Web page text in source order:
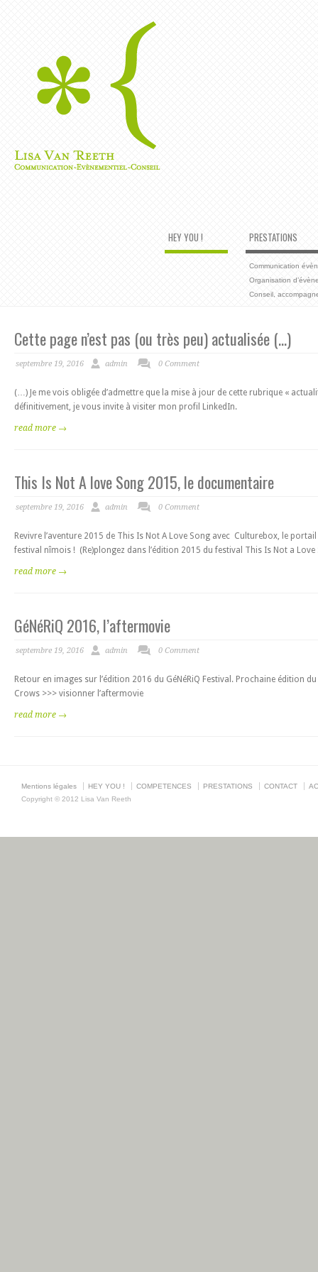
HEY YOU ! PRESTATIONS
Communication
Organisation
Conseil,
Cette page n’est pas (ou très peu) actualisée (…)
septembre 19, 2016 admin 0 Comment
(…) Je me vois obligée d’admettre que la mise à jour de cette rubrique «
définitivement, je vous invite à visiter mon profil LinkedIn.
read more →
This Is Not A love Song 2015, le documentaire
septembre 19, 2016 admin 0 Comment
Revivre l’aventure 2015 de This Is Not A Love Song avec Culturebox, le
festival nîmois ! (Re)plongez dans l’édition 2015 du festival This Is Not a
read more →
GéNéRiQ 2016, l’aftermovie
septembre 19, 2016 admin 0 Comment
Retour en images sur l’édition 2016 du GéNéRiQ Festival. Prochaine édition
Crows >>> visionner l’aftermovie
read more →
Mentions légales HEY YOU ! COMPETENCES PRESTATIONS CONTACT
Copyright © 2012 Lisa Van Reeth